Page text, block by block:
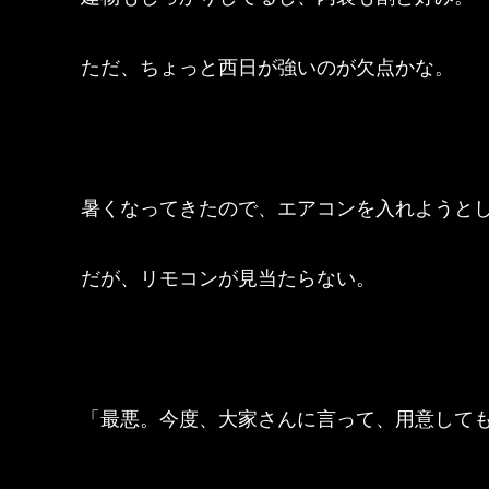
ただ、ちょっと西日が強いのが欠点かな。
暑くなってきたので、エアコンを入れようとし
だが、リモコンが見当たらない。
「最悪。今度、大家さんに言って、用意して